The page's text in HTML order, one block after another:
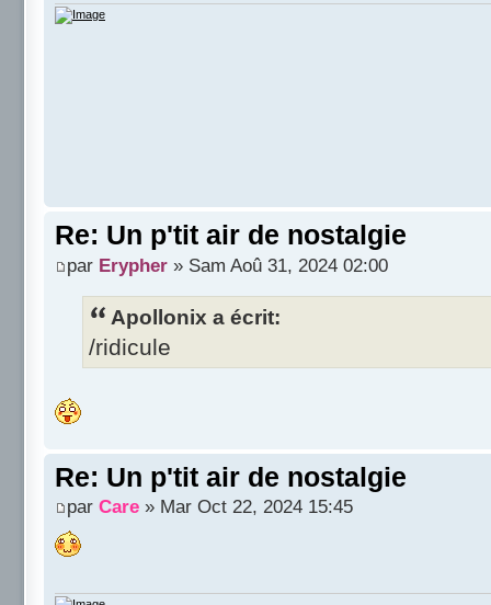
Re: Un p'tit air de nostalgie
par Erypher » Sam Aoû 31, 2024 02:00
Apollonix a écrit:
/ridicule
Re: Un p'tit air de nostalgie
par Care » Mar Oct 22, 2024 15:45